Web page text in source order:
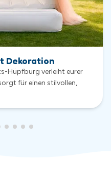
wählen?
gründlich gereinigt,